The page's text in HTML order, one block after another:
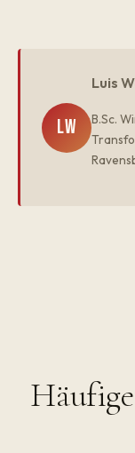
LW
Luis
B.Sc.